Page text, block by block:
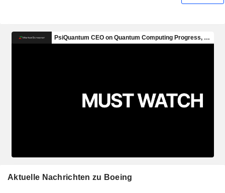
Aktuelle Nachrichten zu Boeing